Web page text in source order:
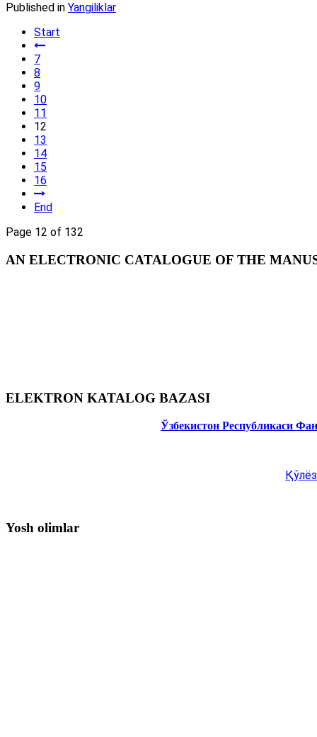
Published in Yangiliklar
Start
7
8
9
10
11
12
13
14
15
16
End
Page 12 of 132
AN ELECTRONIC CATALOGUE OF THE
ELEKTRON KATALOG BAZASI
Ўзбекистон Республикаси
Yosh olimlar